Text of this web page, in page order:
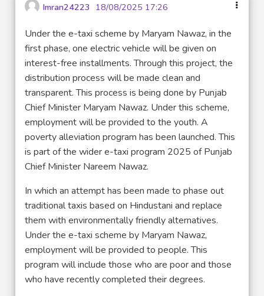
Imran24223 18/08/2025 17:26
Under the e-taxi scheme by Maryam Nawaz, in the
first phase, one electric vehicle will be given on
interest-free installments. Through this project, the
distribution process will be made clean and
transparent. This process is being done by Punjab
Chief Minister Maryam Nawaz. Under this scheme,
employment will be provided to the youth. A
poverty alleviation program has been launched. This
is part of the wider e-taxi program 2025 of Punjab
Chief Minister Nareem Nawaz.
In which an attempt has been made to phase out
traditional taxis based on Hindustani and replace
them with environmentally friendly alternatives.
Under the e-taxi scheme by Maryam Nawaz,
employment will be provided to people. This
program will include those who are poor and those
who have recently completed their degrees.